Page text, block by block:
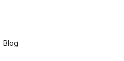
Blog